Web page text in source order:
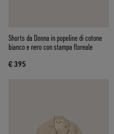
Shorts da Donna in popeline di cotone
bianco e nero con stampa floreale
€ 395